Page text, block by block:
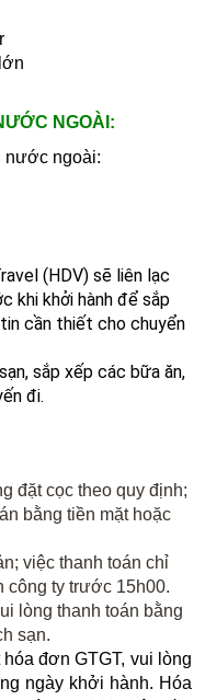
NGOÀI:
nước ngoài:
(HDV) sẽ liên lạc
khi khởi hành để sắp
cần thiết cho chuyển
sắp xếp các bữa ăn,
đi.
đặt cọc theo quy định;
bằng tiền mặt hoặc
việc thanh toán chỉ
công ty trước 15h00.
lòng thanh toán bằng
sạn.
đơn GTGT, vui lòng
ngày khởi hành. Hóa